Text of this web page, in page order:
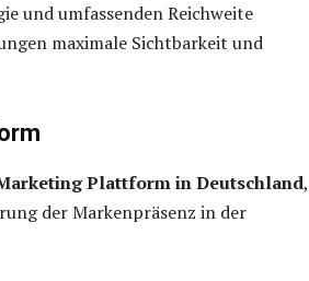
und umfassenden Reichweite
maximale Sichtbarkeit und
Plattform in Deutschland
der Markenpräsenz in der